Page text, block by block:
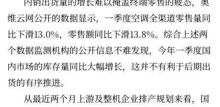
维云网公开的数据显示，一季度空调全渠道零售量同
比下滑13.0%，零售额同比下滑13.8%。综合上述两
个数据监测机构的公开信息不难发现，今年一季度国
内市场的库存量同比大幅增长，这并不有利于后期出
货的有序推进。
从最近两个月上游及整机企业排产规划来看，国